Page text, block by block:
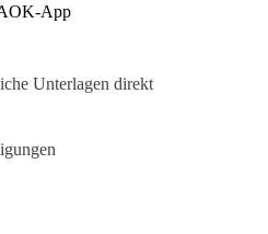
App
Unterlagen direkt